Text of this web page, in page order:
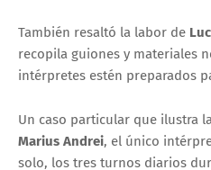
También resaltó la labor de
recopila guiones y materiales
intérpretes estén preparados
Un caso particular que ilustra
Marius Andrei, el único
solo, los tres turnos diarios